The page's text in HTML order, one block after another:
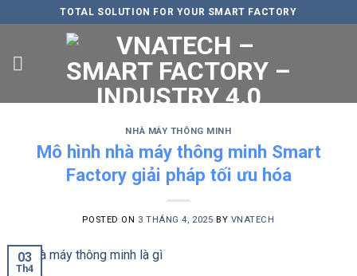
to
TOTAL SOLUTION FOR YOUR SMART FACTORY
NHÀ MÁY THÔNG MINH
Mô hình nhà máy thông minh Smart
Factory giải pháp tối ưu hóa
POSTED ON 3 THÁNG 4, 2025 BY VNATECH
03
Th4